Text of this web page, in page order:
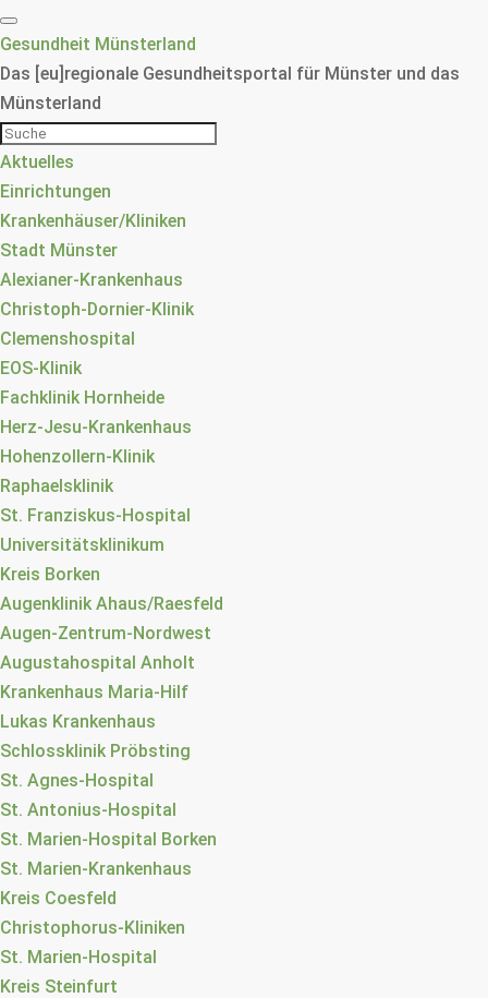
Gesundheit Münsterland
Das [eu]regionale Gesundheitsportal für Münster und das
Münsterland
Aktuelles
Einrichtungen
Krankenhäuser/Kliniken
Stadt Münster
Alexianer-Krankenhaus
Christoph-Dornier-Klinik
Clemenshospital
EOS-Klinik
Fachklinik Hornheide
Herz-Jesu-Krankenhaus
Hohenzollern-Klinik
Raphaelsklinik
St. Franziskus-Hospital
Universitätsklinikum
Kreis Borken
Augenklinik Ahaus/Raesfeld
Augen-Zentrum-Nordwest
Augustahospital Anholt
Krankenhaus Maria-Hilf
Lukas Krankenhaus
Schlossklinik Pröbsting
St. Agnes-Hospital
St. Antonius-Hospital
St. Marien-Hospital Borken
St. Marien-Krankenhaus
Kreis Coesfeld
Christophorus-Kliniken
St. Marien-Hospital
Kreis Steinfurt